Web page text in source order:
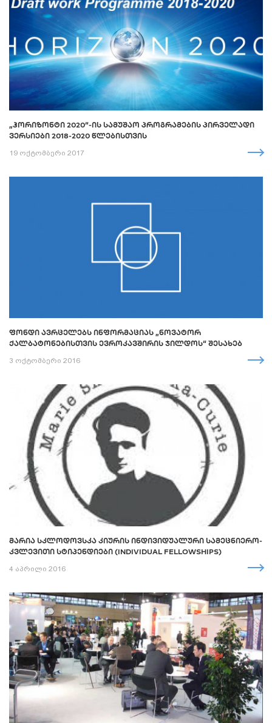
„ᲰᲝᲠᲘᲖᲝᲜᲢᲘ 2020“-ᲘᲡ ᲡᲐᲛᲣᲨᲐᲝ ᲞᲠᲝᲒᲠᲐᲛᲔᲑᲘᲡ ᲞᲘᲠᲕᲔᲚᲐᲓᲘ
ᲕᲔᲠᲡᲘᲔᲑᲘ 2018-2020 ᲬᲚᲔᲑᲘᲡᲗᲕᲘᲡ
19 ოქტომბერი 2017
ᲤᲝᲜᲓᲘ ᲐᲕᲠᲪᲔᲚᲔᲑᲡ ᲘᲜᲤᲝᲠᲛᲐᲪᲘᲐᲡ „ᲜᲝᲕᲐᲢᲝᲠ
ᲥᲐᲚᲑᲐᲢᲝᲜᲔᲑᲘᲡᲗᲕᲘᲡ ᲔᲕᲠᲝᲙᲐᲕᲨᲘᲠᲘᲡ ᲯᲘᲚᲓᲝᲡ“ ᲨᲔᲡᲐᲮᲔᲑ
3 ოქტომბერი 2016
ᲛᲐᲠᲘᲐ ᲡᲙᲚᲝᲓᲝᲕᲡᲙᲐ ᲙᲘᲣᲠᲘᲡ ᲘᲜᲓᲘᲕᲘᲓᲣᲐᲚᲣᲠᲘ ᲡᲐᲛᲔᲪᲜᲘᲔᲠᲝ-
ᲙᲕᲚᲔᲕᲘᲗᲘ ᲡᲢᲘᲞᲔᲜᲓᲘᲔᲑᲘ (INDIVIDUAL FELLOWSHIPS)
4 აპრილი 2016